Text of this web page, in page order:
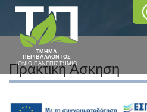
ΤΜΗΜΑ
ΠΕΡΙΒΑΛΛΟΝΤΟΣ
ΙΟΝΙΟ ΠΑΝΕΠΙΣΤΗΜΙΟ
Πρακτική Άσκηση